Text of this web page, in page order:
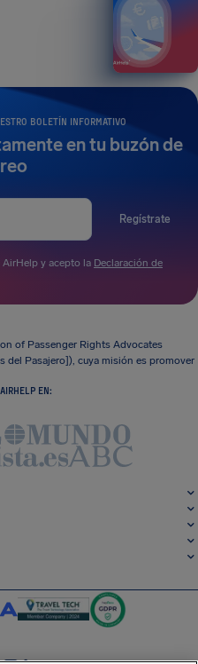
BOLETÍN INFORMATIVO
en tu buzón de
Regístrate
y acepto la Declaración de
of Passenger Rights Advocates
del Pasajero]), cuya misión es promover
EN: